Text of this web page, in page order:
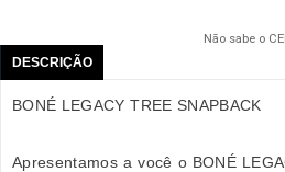
Não sabe o
DESCRIÇÃO
BONÉ LEGACY TREE SNAPBACK
Apresentamos a você o BONÉ